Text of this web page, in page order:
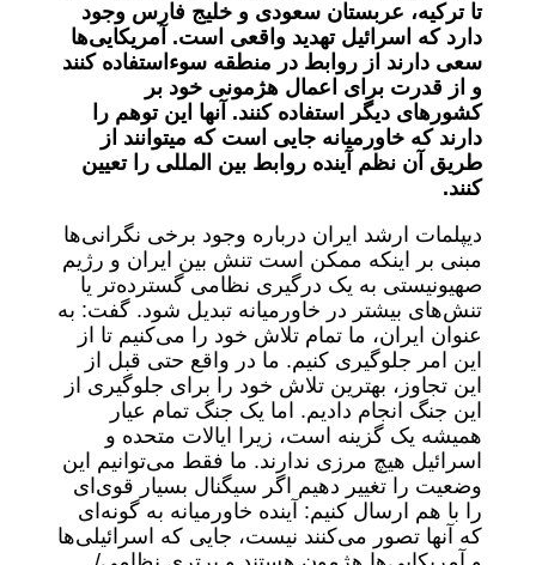
تا ترکیه، عربستان سعودی و خلیج فارس وجود
دارد که اسرائیل تهدید واقعی است. آمریکایی‌ها
سعی دارند از روابط در منطقه سوءاستفاده کنند
و از قدرت برای اعمال هژمونی خود بر
کشور‌های دیگر استفاده کنند. آنها این توهم را
دارند که خاورمیانه جایی است که میتوانند از
طریق آن نظم آینده روابط بین المللی را تعیین
کنند.
دیپلمات ارشد ایران درباره وجود برخی نگرانی‌ها
مبنی بر اینکه ممکن است تنش بین ایران و رژیم
صهیونیستی به یک درگیری نظامی گسترده‌تر یا
تنش‌های بیشتر در خاورمیانه تبدیل شود. گفت: به
عنوان ایران، ما تمام تلاش خود را می‌کنیم تا از
این امر جلوگیری کنیم. ما در واقع حتی قبل از
این تجاوز، بهترین تلاش خود را برای جلوگیری از
این جنگ انجام دادیم. اما یک جنگ تمام عیار
همیشه یک گزینه است، زیرا ایالات متحده و
اسرائیل هیچ مرزی ندارند. ما فقط می‌توانیم این
وضعیت را تغییر دهیم اگر سیگنال بسیار قوی‌ای
را با هم ارسال کنیم: آینده خاورمیانه به گونه‌ای
که آنها تصور می‌کنند نیست، جایی که اسرائیلی‌ها